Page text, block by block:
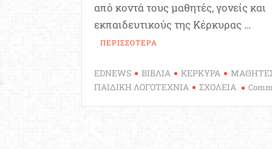
από κοντά τους μαθητές, γονείς και
εκπαιδευτικούς της Κέρκυρας …
ΠΕΡΙΣΣΟΤΕΡΑ
EDNEWS ΒΙΒΛΙΑ ΚΕΡΚΥΡΑ
ΠΑΙΔΙΚΗ ΛΟΓΟΤΕΧΝΙΑ
ΣΧΟΛΕΙΑ